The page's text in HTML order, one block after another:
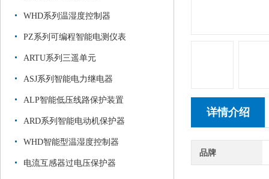
WHD系列温湿度控制器
PZ系列可编程智能电测仪表
ARTU系列三遥单元
ASJ系列智能电力继电器
ALP智能低压线路保护装置
ARD系列智能电动机保护器
WHD智能型温湿度控制器
电流互感器过电压保护器
详情介绍
品牌